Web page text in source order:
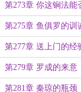
第273章 你这锏法能
第275章 鱼俱罗的训
第277章 送上门的经
第279章 罗成的来意
第281章 秦琼的瓶颈